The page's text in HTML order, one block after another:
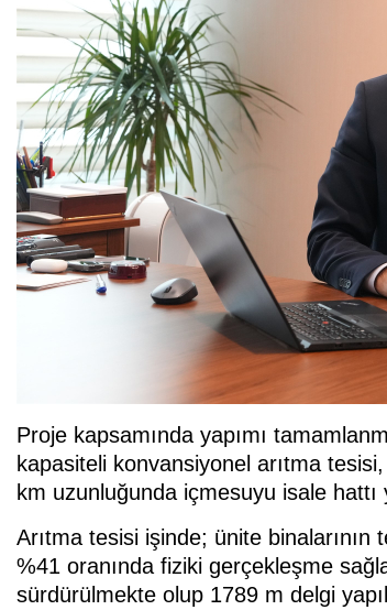
Proje kapsamında yapımı
kapasiteli konvansiyonel arıtma
km uzunluğunda içmesuyu isale hattı
Arıtma tesisi işinde; ünite
%41 oranında fiziki gerçekleşme
sürdürülmekte olup 1789 m delgi